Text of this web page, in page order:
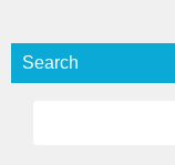
Search